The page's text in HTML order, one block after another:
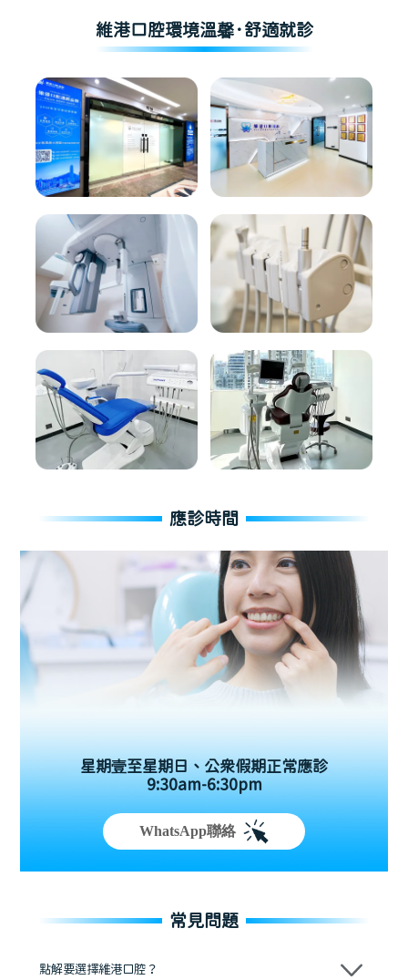
維港口腔環境溫馨·舒適就診
應診時間
星期壹至星期日、公眾假期正常應診
9:30am-6:30pm
WhatsApp聯絡
常見問題
點解要選擇維港口腔？